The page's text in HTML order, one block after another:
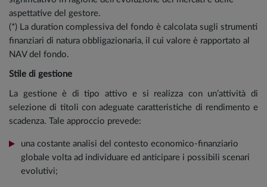
aspettative del gestore.
(*) La duration complessiva del fondo è calcolata sugli strumenti
finanziari di natura obbligazionaria, il cui valore è rapportato al
NAV del fondo.
Stile di gestione
La gestione è di tipo attivo e si realizza con un’attività di
selezione di titoli con adeguate caratteristiche di rendimento e
scadenza. Tale approccio prevede:
una costante analisi del contesto economico-finanziario
globale volta ad individuare ed anticipare i possibili scenari
evolutivi;